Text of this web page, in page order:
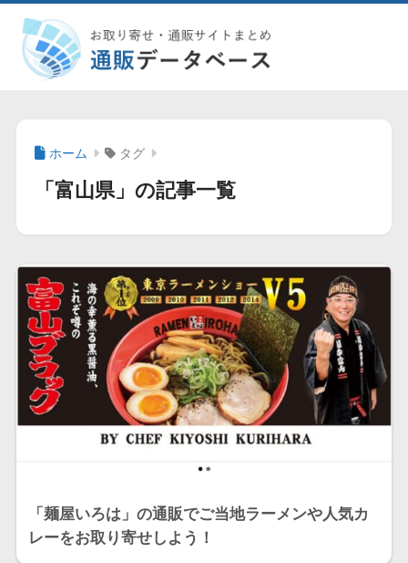
ホーム タグ
「富山県」の記事一覧
「麺屋いろは」の通販でご当地ラーメンや人気カ
レーをお取り寄せしよう！